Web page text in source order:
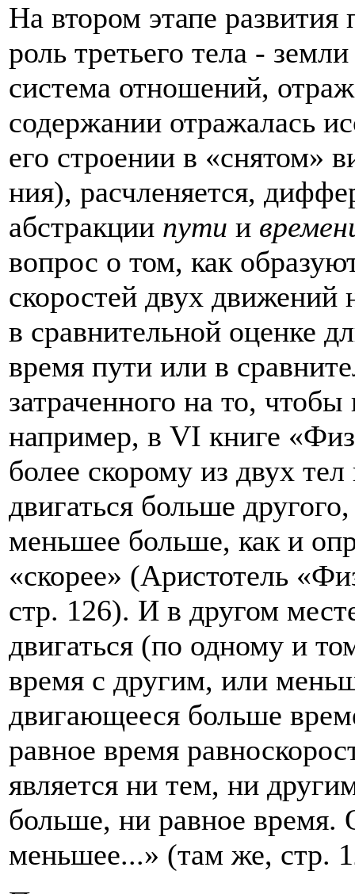
На втором этапе развития
роль третье­го тела -
система отношений,
содержании отражалась
его строении в «снятом»
ния), расчленяется,
абстракции пути и
вопрос о том, как
скоростей двух движений
в сравнительной оценке
время пути или в
затраченного на то,
например, в VI книге
более скорому из двух
двигаться больше
меньшее боль­ше, как и
«скорее» (Аристотель
стр. 126). И в другом
двигаться (по одному и
время с другим, или
двигающееся больше
равное время
является ни тем, ни
больше, ни равное время.
меньшее...» (там же, стр.